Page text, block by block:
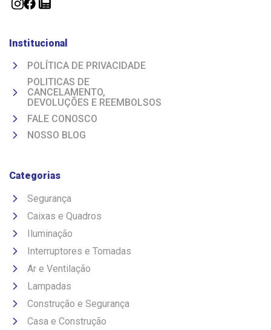
Institucional
POLÍTICA DE PRIVACIDADE
POLITICAS DE
CANCELAMENTO,
DEVOLUÇÕES E REEMBOLSOS
FALE CONOSCO
NOSSO BLOG
Categorias
Segurança
Caixas e Quadros
Iluminação
Interruptores e Tomadas
Ar e Ventilação
Lampadas
Construção e Segurança
Casa e Construção